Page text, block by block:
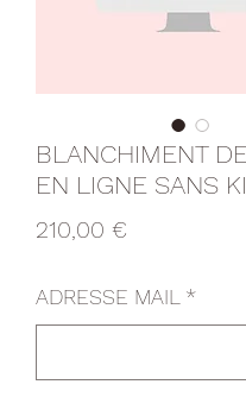
BLANCHIMENT
EN LIGNE SANS
210,00 €
ADRESSE MAIL *